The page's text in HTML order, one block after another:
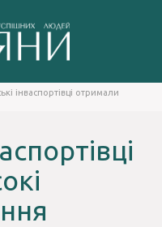
інваспортівці отримали